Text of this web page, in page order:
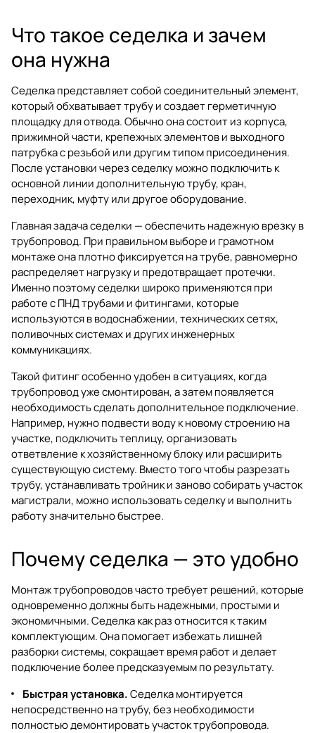
Что такое седелка и зачем
она нужна
Седелка представляет собой соединительный элемент,
который обхватывает трубу и создает герметичную
площадку для отвода. Обычно она состоит из корпуса,
прижимной части, крепежных элементов и выходного
патрубка с резьбой или другим типом присоединения.
После установки через седелку можно подключить к
основной линии дополнительную трубу, кран,
переходник, муфту или другое оборудование.
Главная задача седелки — обеспечить надежную врезку в
трубопровод. При правильном выборе и грамотном
монтаже она плотно фиксируется на трубе, равномерно
распределяет нагрузку и предотвращает протечки.
Именно поэтому седелки широко применяются при
работе сПНД трубами и фитингами, которые
используются в водоснабжении, технических сетях,
поливочных системах и других инженерных
коммуникациях.
Такой фитинг особенно удобен в ситуациях, когда
трубопровод уже смонтирован, а затем появляется
необходимость сделать дополнительное подключение.
Например, нужно подвести воду к новому строению на
участке, подключить теплицу, организовать
ответвление к хозяйственному блоку или расширить
существующую систему. Вместо того чтобы разрезать
трубу, устанавливать тройник и заново собирать участок
магистрали, можно использовать седелку и выполнить
работу значительно быстрее.
Почему седелка — это удобно
Монтаж трубопроводов часто требует решений, которые
одновременно должны быть надежными, простыми и
экономичными. Седелка как раз относится к таким
комплектующим. Она помогает избежать лишней
разборки системы, сокращает время работ и делает
подключение более предсказуемым по результату.
Быстрая установка.Седелка монтируется
непосредственно на трубу, без необходимости
полностью демонтировать участок трубопровода.